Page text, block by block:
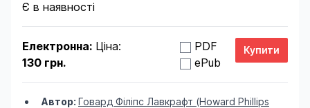
Є в наявності
Електронна: Ціна:
130 грн.
PDF
ePub
Автор: Говард Філіпс Лавкрафт (Howard Phillips